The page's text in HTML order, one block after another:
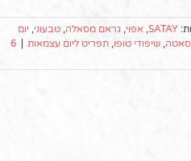
SATAY אפוי גראם מסאלה טבעוני יום
סאטה שיפודי טופו תפריט ליום עצמאות |
6